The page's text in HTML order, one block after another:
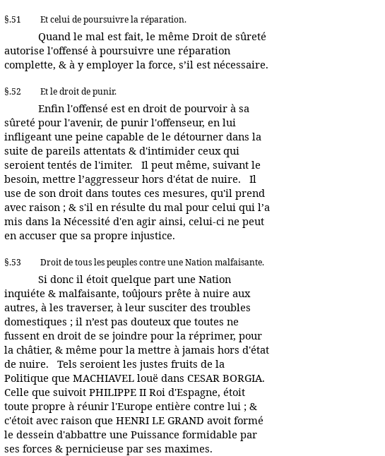
§.51 Et celui de poursuivre la réparation.
Quand le mal est fait, le même Droit de sûreté
autorise l'offensé à poursuivre une réparation
complette, & à y employer la force, s’il est nécessaire.
§.52 Et le droit de punir.
Enfin l'offensé est en droit de pourvoir à sa
sûreté pour l'avenir, de punir l'offenseur, en lui
infligeant une peine capable de le détourner dans la
suite de pareils attentats & d'intimider ceux qui
seroient tentés de l'imiter. Il peut même, suivant le
besoin, mettre l’aggresseur hors d'état de nuire. Il
use de son droit dans toutes ces mesures, qu'il prend
avec raison ; & s'il en résulte du mal pour celui qui l’a
mis dans la Nécessité d'en agir ainsi, celui-ci ne peut
en accuser que sa propre injustice.
§.53 Droit de tous les peuples contre une Nation malfaisante.
Si donc il étoit quelque part une Nation
inquiéte & malfaisante, toûjours prête à nuire aux
autres, à les traverser, à leur susciter des troubles
domestiques ; il n’est pas douteux que toutes ne
fussent en droit de se joindre pour la réprimer, pour
la châtier, & même pour la mettre à jamais hors d'état
de nuire. Tels seroient les justes fruits de la
Politique que MACHIAVEL louë dans CESAR BORGIA.
Celle que suivoit PHILIPPE II Roi d'Espagne, étoit
toute propre à réunir l'Europe entière contre lui ; &
c'étoit avec raison que HENRI LE GRAND avoit formé
le dessein d'abbattre une Puissance formidable par
ses forces & pernicieuse par ses maximes.